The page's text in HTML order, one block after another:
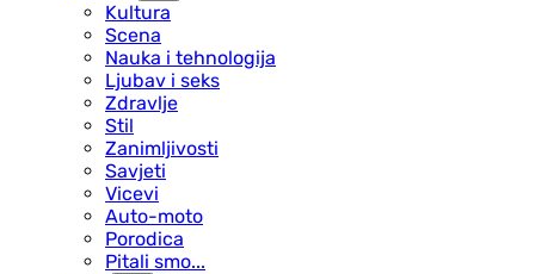
Kultura
Scena
Nauka i tehnologija
Ljubav i seks
Zdravlje
Stil
Zanimljivosti
Savjeti
Vicevi
Auto-moto
Porodica
Pitali smo...